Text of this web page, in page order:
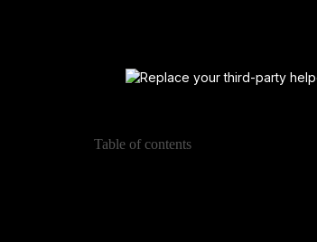
Table of contents